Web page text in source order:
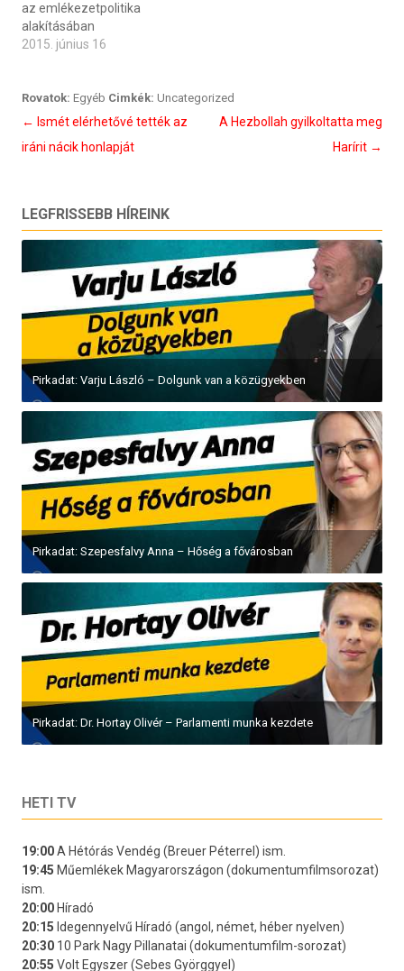
az emlékezetpolitika
alakításában
2015. június 16
Rovatok: Egyéb Cimkék: Uncategorized
Bejegyzés
navigáció
← Ismét elérhetővé tették az
iráni nácik honlapját
A Hezbollah gyilkoltatta meg
Harírit →
LEGFRISSEBB HÍREINK
Pirkadat: Varju László – Dolgunk van a közügyekben
Pirkadat: Szepesfalvy Anna – Hőség a fővárosban
Pirkadat: Dr. Hortay Olivér – Parlamenti munka kezdete
HETI TV